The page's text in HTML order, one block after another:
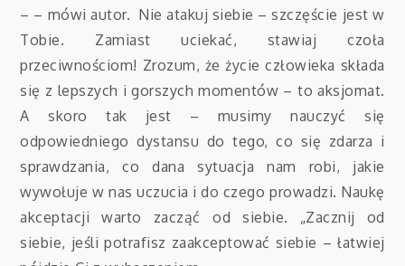
– – mówi autor. Nie atakuj siebie – szczęście jest w
Tobie. Zamiast uciekać, stawiaj czoła
przeciwnościom! Zrozum, że życie człowieka składa
się z lepszych i gorszych momentów – to aksjomat.
A skoro tak jest – musimy nauczyć się
odpowiedniego dystansu do tego, co się zdarza i
sprawdzania, co dana sytuacja nam robi, jakie
wywołuje w nas uczucia i do czego prowadzi. Naukę
akceptacji warto zacząć od siebie. „Zacznij od
siebie, jeśli potrafisz zaakceptować siebie – łatwiej